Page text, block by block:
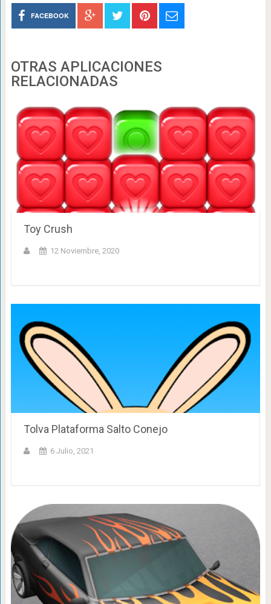
FACEBOOK
OTRAS APLICACIONES
RELACIONADAS
Toy Crush
12 Noviembre, 2020
Tolva Plataforma Salto Conejo
6 Julio, 2021